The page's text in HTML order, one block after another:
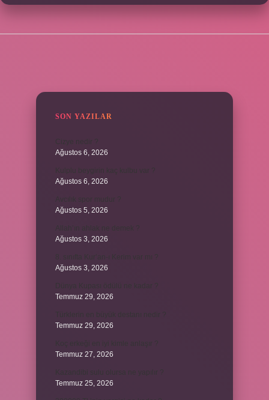
SON YAZILAR
Ağustos 6, 2026
Ağustos 6, 2026
Ağustos 5, 2026
Ağustos 3, 2026
Ağustos 3, 2026
Temmuz 29, 2026
Temmuz 29, 2026
Temmuz 27, 2026
Temmuz 25, 2026